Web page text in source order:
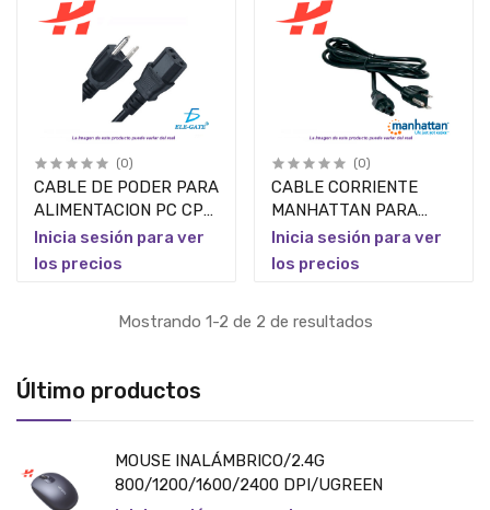
Último productos
MOUSE INALÁMBRICO/2.4G
800/1200/1600/2400 DPI/UGREEN
(0)
CABLE DE PODER PARA
ALIMENTACION PC CPU
MONITOR 1.5 MTS ELE-
GATE
Inicia sesión para ver
los precios
(0)
CABLE CORRIENTE
MANHATTAN PARA
LAPTOP(TRIPLE)
Inicia sesión para ver
los precios
Mostrando 1-2 de 2 de resultados